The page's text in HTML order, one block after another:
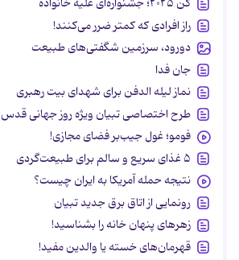
راز افرادی که کمتر ضرر می‌کنند!
دورود، سرزمین شگفتی‌های طبیعت
جان فدا
نماز لیله الدفن برای شهدای بیت رهبری
طرح اختصاصی تبیان ویژه روز جهانی قدس
فومو؛ غول جیب‌بر فضای مجازی!
۵ غذای سریع و سالم برای طبیعت‌گردی
نتیجه حمله آمریکا به ایران چیست؟
رونمایی از اتاق برق جدید تبیان
زهرهای پنهان خانه را بشناسید!
قهرمان‌های خسته یا والدین مفید!